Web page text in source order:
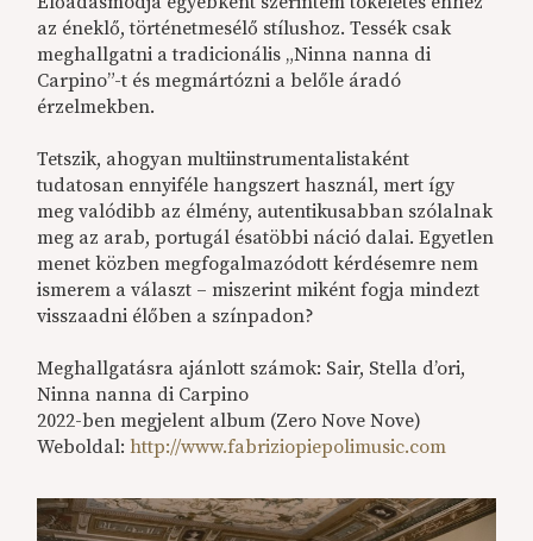
az éneklő, történetmesélő stílushoz. Tessék csak
meghallgatni a tradicionális „Ninna nanna di
Carpino”-t és megmártózni a belőle áradó
érzelmekben.
Tetszik, ahogyan multiinstrumentalistaként
tudatosan ennyiféle hangszert használ, mert így
meg valódibb az élmény, autentikusabban szólalnak
meg az arab, portugál ésatöbbi náció dalai. Egyetlen
menet közben megfogalmazódott kérdésemre nem
ismerem a választ – miszerint miként fogja mindezt
visszaadni élőben a színpadon?
Meghallgatásra ajánlott számok: Sair, Stella d’ori,
Ninna nanna di Carpino
2022-ben megjelent album (Zero Nove Nove)
Weboldal:http://www.fabriziopiepolimusic.com